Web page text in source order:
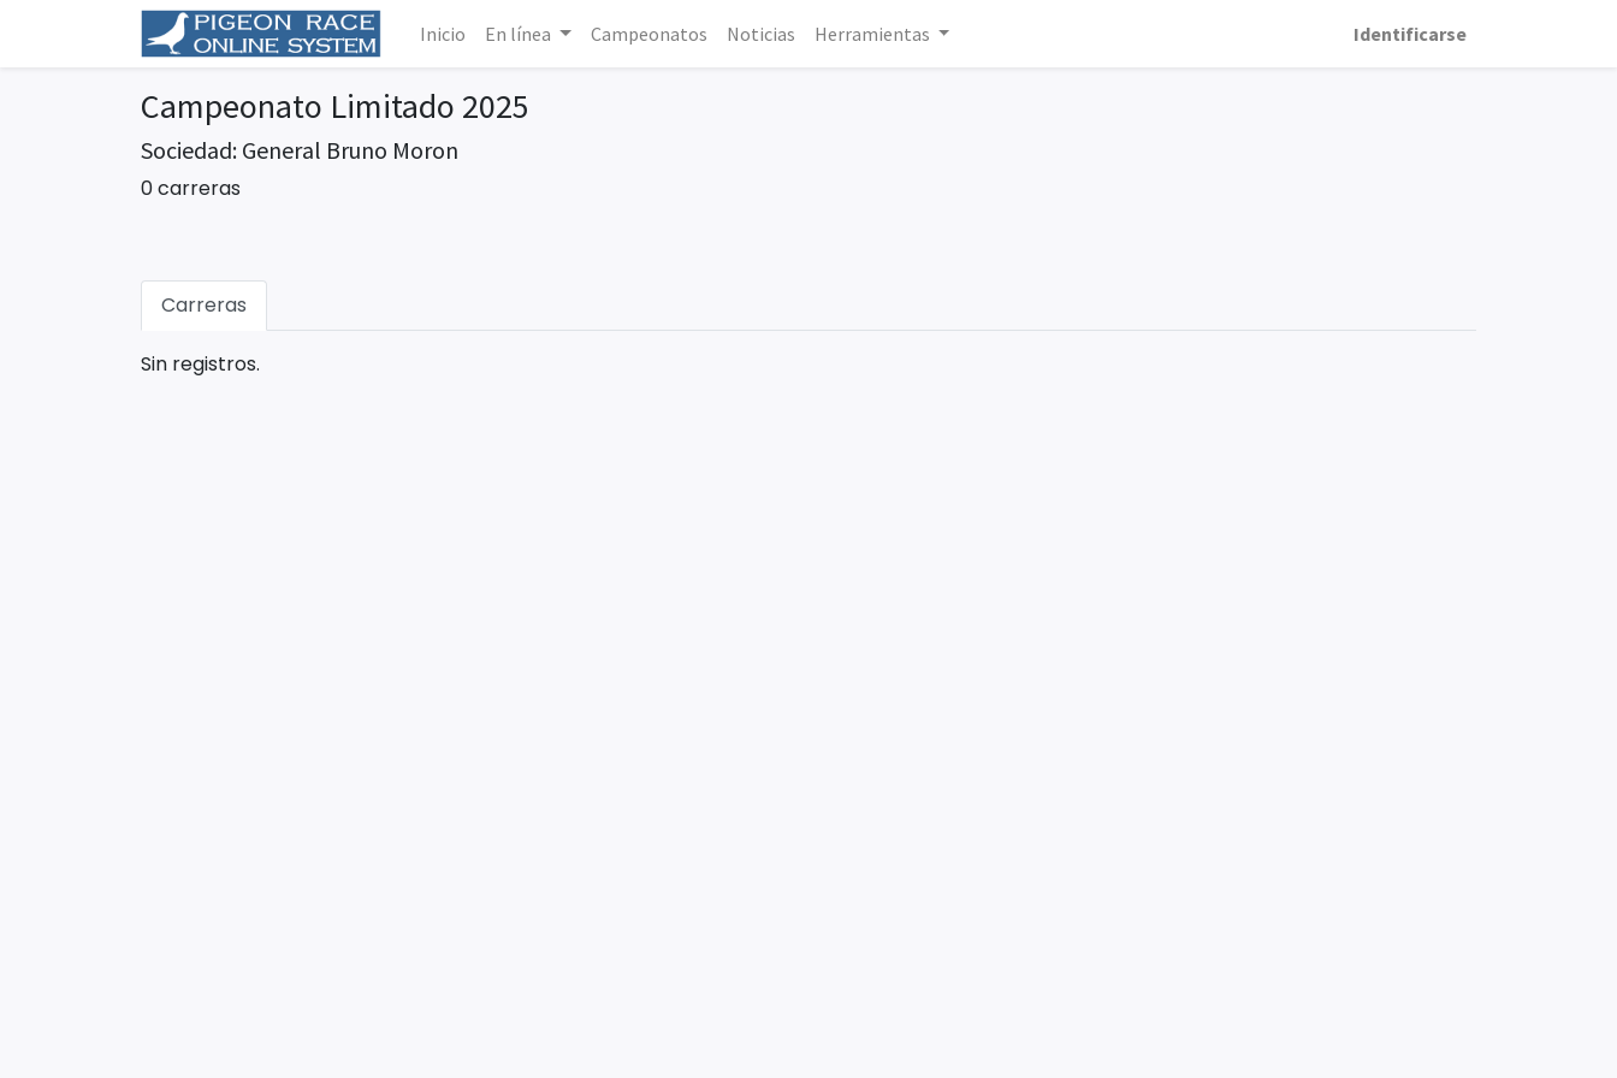
Inicio En línea Campeonatos Noticias Herramientas Identificarse
Campeonato Limitado 2025
Sociedad: General Bruno Moron
0 carreras
Carreras
Sin registros.